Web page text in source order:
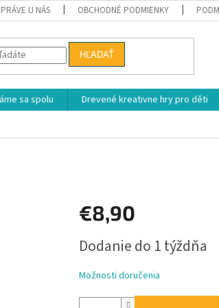
U NÁS OBCHODNÉ PODMIENKY
HĽADAŤ
sa spolu Drevené kreativne hry pro děti
€8,90
cena:
Dodanie do 1 týždňa
Možnosti doručenia